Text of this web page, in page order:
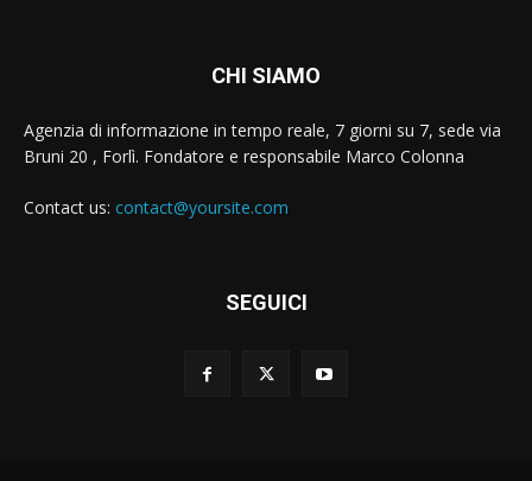
CHI SIAMO
Agenzia di informazione in tempo reale, 7 giorni su 7, sede via
Bruni 20 , Forlì. Fondatore e responsabile Marco Colonna
Contact us: contact@yoursite.com
SEGUICI